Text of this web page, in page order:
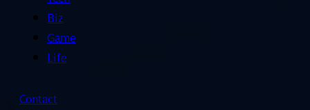
Biz
Game
Life
Contact